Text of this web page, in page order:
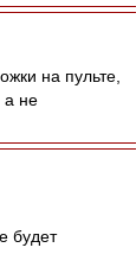
на пульте,
а не
будет